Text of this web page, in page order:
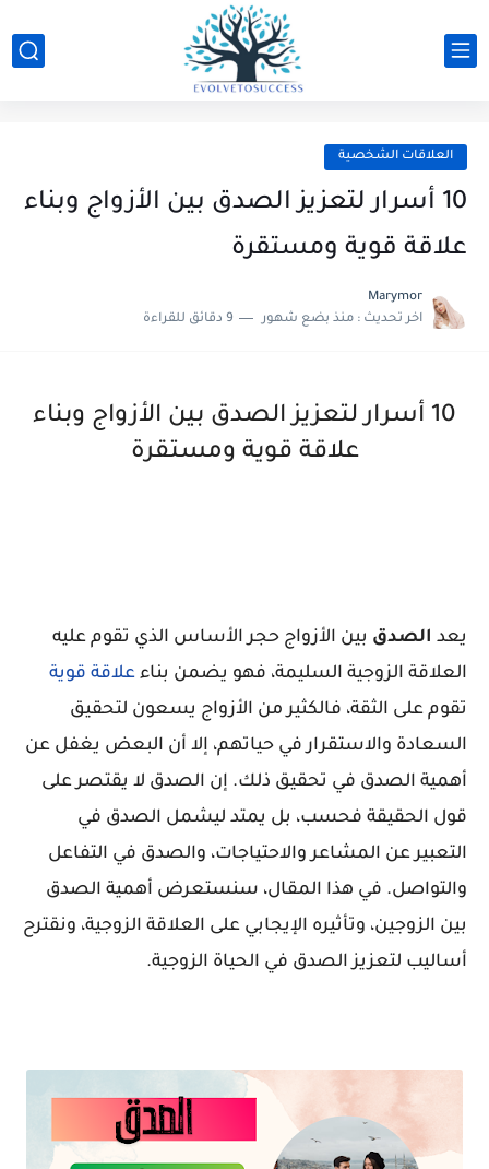
العلاقات الشخصية
10 أسرار لتعزيز الصدق بين الأزواج وبناء
علاقة قوية ومستقرة
Marymor
اخر تحديث : منذ بضع شهور 9 دقائق للقراءة
10 أسرار لتعزيز الصدق بين الأزواج وبناء
علاقة قوية ومستقرة
يعد الصدق بين الأزواج حجر الأساس الذي تقوم عليه
العلاقة الزوجية السليمة، فهو يضمن بناء علاقة قوية
تقوم على الثقة، فالكثير من الأزواج يسعون لتحقيق
السعادة والاستقرار في حياتهم، إلا أن البعض يغفل عن
أهمية الصدق في تحقيق ذلك. إن الصدق لا يقتصر على
قول الحقيقة فحسب، بل يمتد ليشمل الصدق في
التعبير عن المشاعر والاحتياجات، والصدق في التفاعل
والتواصل. في هذا المقال، سنستعرض أهمية الصدق
بين الزوجين، وتأثيره الإيجابي على العلاقة الزوجية، ونقترح
أساليب لتعزيز الصدق في الحياة الزوجية.